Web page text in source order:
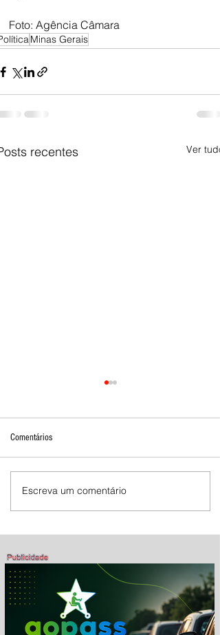
Foto: Agência Câmara
Minas Gerais
recentes Ver tudo
Mostra de Dança Artística celebra
cultura e talento em Brasília de
Comentários
Escreva um comentário